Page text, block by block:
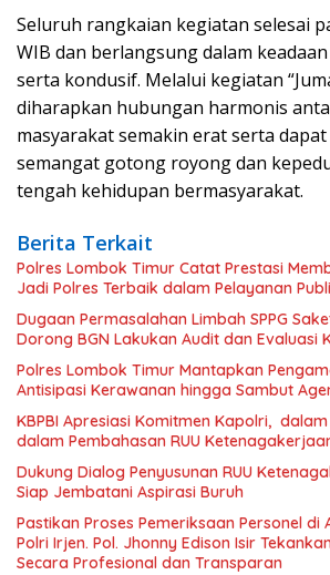
Seluruh rangkaian kegiatan selesai
WIB dan berlangsung dalam
serta kondusif. Melalui kegiatan
diharapkan hubungan harmonis
masyarakat semakin erat serta
semangat gotong royong dan
tengah kehidupan bermasyarakat.
Berita Terkait
Polres Lombok Timur Catat Prestasi
Jadi Polres Terbaik dalam Pelayanan
Dugaan Permasalahan Limbah SPPG
Dorong BGN Lakukan Audit dan Evaluasi
Polres Lombok Timur Mantapkan
Antisipasi Kerawanan hingga Sambut
KBPBI Apresiasi Komitmen Kapolri,
dalam Pembahasan RUU
Dukung Dialog Penyusunan RUU
Siap Jembatani Aspirasi Buruh
Pastikan Proses Pemeriksaan Personel di
Polri Irjen. Pol. Jhonny Edison Isir
Secara Profesional dan Transparan